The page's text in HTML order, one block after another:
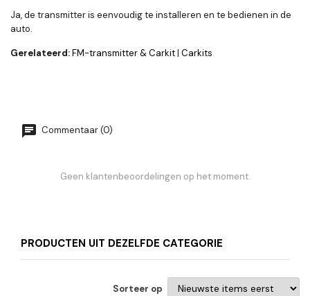
Ja, de transmitter is eenvoudig te installeren en te bedienen in de
auto.
Gerelateerd:FM-transmitter & Carkit| Carkits
Commentaar (0)
Geen klantenbeoordelingen op het moment.
PRODUCTEN UIT DEZELFDE CATEGORIE
Sorteer op